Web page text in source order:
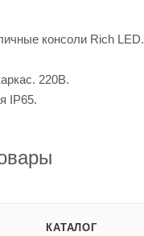
консоли Rich LED.
220В.
IP65.
КАТАЛОГ